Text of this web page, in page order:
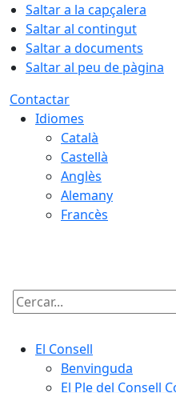
Saltar a la capçalera
Saltar al contingut
Saltar a documents
Saltar al peu de pàgina
Contactar
Idiomes
Català
Castellà
Anglès
Alemany
Francès
Cercar:
El Consell
Benvinguda
El Ple del Consell